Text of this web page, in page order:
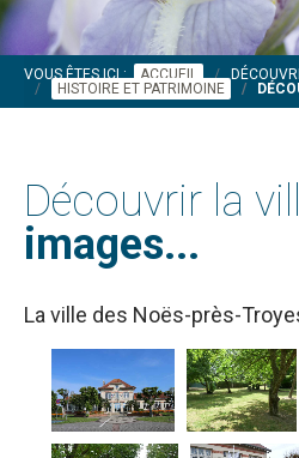
VOUS ÊTES ICI : ACCUEIL
HISTOIRE ET PATRIMOINE
Découvrir la
images...
La ville des Noës-près-